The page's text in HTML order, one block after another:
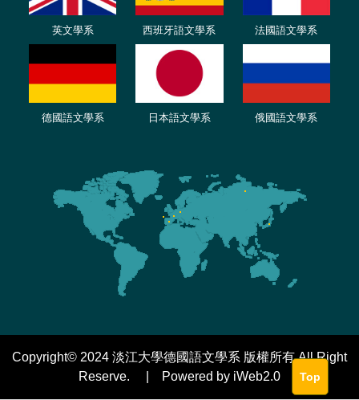
英文學系 西班牙語文學系 法國語文學系
德國語文學系 日本語文學系 俄國語文學系
Copyright© 2024 淡江大學德國語文學系 版權所有 All Right
Reserve. | Powered by iWeb2.0
Top